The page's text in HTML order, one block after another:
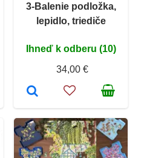
3-Balenie podložka,
lepidlo, triediče
Ihneď k odberu (10)
34,00 €